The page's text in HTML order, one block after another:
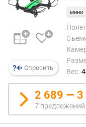
м
F
l
(
0
Спросить
мини
Вес:
2 689 — 3
7 предложений